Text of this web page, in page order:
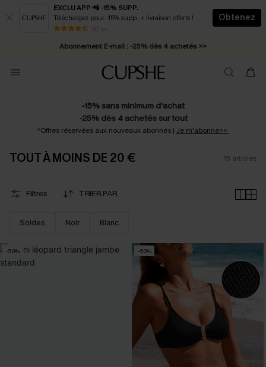
EXCLU APP 📲 -15% SUPP.
Téléchargez pour -15% supp. + livraison offerts !
50 k+
Obtenez
* Livraison éclair 2-3 jours ouvrés >>
Abonnement E-mail : -25% dès 4 achetés >>
-15% sans minimum d'achat
-25% dès 4 achetés sur tout
*Offres réservées aux nouveaux abonnés | Je m'abonne>>
TOUT À MOINS DE 20 € 15 articles
Filtres TRIER PAR
Soldes Noir Blanc
-50% -50%